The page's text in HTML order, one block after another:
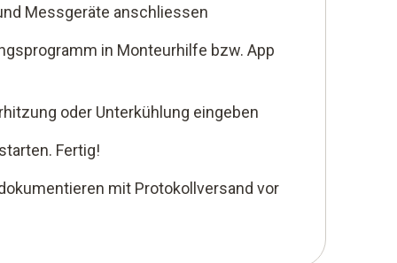
Messgeräte anschliessen
in Monteurhilfe bzw. App
oder Unterkühlung eingeben
Fertig!
mit Protokollversand vor